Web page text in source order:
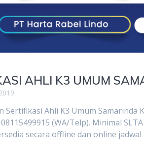
AHLI K3 UMUM
Sertifikasi Ahli K3 Umum
(WA/Telp). Minimal
secara offline dan online